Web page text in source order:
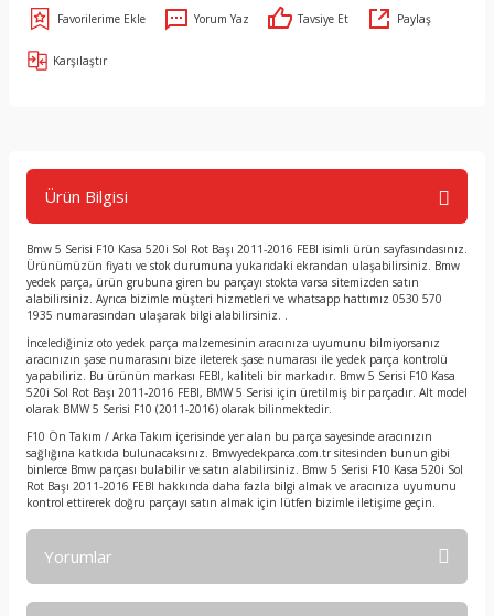
Yorum Yaz Tavsiye Et Paylaş
Karşılaştır
Ürün Bilgisi
Bmw 5 Serisi F10 Kasa 520i Sol Rot Başı 2011-2016 FEBI isimli ürün sayfasındasınız.
Ürünümüzün fiyatı ve stok durumuna yukarıdaki ekrandan ulaşabilirsiniz. Bmw
yedek parça, ürün grubuna giren bu parçayı stokta varsa sitemizden satın
alabilirsiniz. Ayrıca bizimle müşteri hizmetleri ve whatsapp hattımız 0530 570
1935 numarasından ulaşarak bilgi alabilirsiniz. .
İncelediğiniz oto yedek parça malzemesinin aracınıza uyumunu bilmiyorsanız
aracınızın şase numarasını bize ileterek şase numarası ile yedek parça kontrolü
yapabiliriz. Bu ürünün markası FEBI, kaliteli bir markadır. Bmw 5 Serisi F10 Kasa
520i Sol Rot Başı 2011-2016 FEBI, BMW 5 Serisi için üretilmiş bir parçadır. Alt model
olarak BMW 5 Serisi F10 (2011-2016) olarak bilinmektedir.
F10 Ön Takım / Arka Takım içerisinde yer alan bu parça sayesinde aracınızın
sağlığına katkıda bulunacaksınız. Bmwyedekparca.com.tr sitesinden bunun gibi
binlerce Bmw parçası bulabilir ve satın alabilirsiniz. Bmw 5 Serisi F10 Kasa 520i Sol
Rot Başı 2011-2016 FEBI hakkında daha fazla bilgi almak ve aracınıza uyumunu
kontrol ettirerek doğru parçayı satın almak için lütfen bizimle iletişime geçin.
Yorumlar